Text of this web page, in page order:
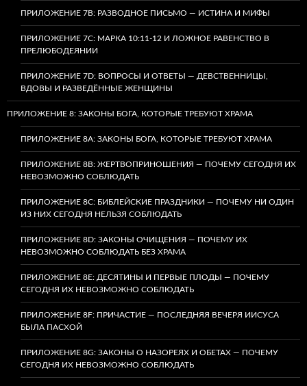
ПРИЛОЖЕНИЕ 7B: РАЗВОДНОЕ ПИСЬМО — ИСТИНА И МИФЫ
ПРИЛОЖЕНИЕ 7C: МАРКА 10:11-12 И ЛОЖНОЕ РАВЕНСТВО В
ПРЕЛЮБОДЕЯНИИ
ПРИЛОЖЕНИЕ 7D: ВОПРОСЫ И ОТВЕТЫ — ДЕВСТВЕННИЦЫ,
ВДОВЫ И РАЗВЕДЁННЫЕ ЖЕНЩИНЫ
ПРИЛОЖЕНИЕ 8: ЗАКОНЫ БОГА, КОТОРЫЕ ТРЕБУЮТ ХРАМА
ПРИЛОЖЕНИЕ 8A: ЗАКОНЫ БОГА, КОТОРЫЕ ТРЕБУЮТ ХРАМА
ПРИЛОЖЕНИЕ 8B: ЖЕРТВОПРИНОШЕНИЯ — ПОЧЕМУ СЕГОДНЯ ИХ
НЕВОЗМОЖНО СОБЛЮДАТЬ
ПРИЛОЖЕНИЕ 8C: БИБЛЕЙСКИЕ ПРАЗДНИКИ — ПОЧЕМУ НИ ОДИН
ИЗ НИХ СЕГОДНЯ НЕЛЬЗЯ СОБЛЮДАТЬ
ПРИЛОЖЕНИЕ 8D: ЗАКОНЫ ОЧИЩЕНИЯ — ПОЧЕМУ ИХ
НЕВОЗМОЖНО СОБЛЮДАТЬ БЕЗ ХРАМА
ПРИЛОЖЕНИЕ 8E: ДЕСЯТИНЫ И ПЕРВЫЕ ПЛОДЫ — ПОЧЕМУ
СЕГОДНЯ ИХ НЕВОЗМОЖНО СОБЛЮДАТЬ
ПРИЛОЖЕНИЕ 8F: ПРИЧАСТИЕ — ПОСЛЕДНЯЯ ВЕЧЕРЯ ИИСУСА
БЫЛА ПАСХОЙ
ПРИЛОЖЕНИЕ 8G: ЗАКОНЫ О НАЗОРЕЯХ И ОБЕТАХ — ПОЧЕМУ
СЕГОДНЯ ИХ НЕВОЗМОЖНО СОБЛЮДАТЬ